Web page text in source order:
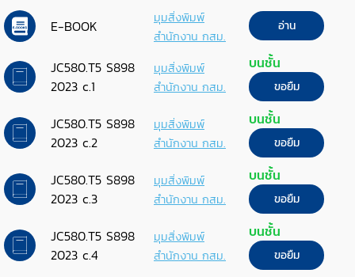
E-BOOK
มุมสิ่งพิมพ์
สำนักงาน กสม.
อ่าน
JC580.T5 S898
2023 c.1
มุมสิ่งพิมพ์
สำนักงาน กสม.
บนชั้น
ขอยืม
JC580.T5 S898
2023 c.2
มุมสิ่งพิมพ์
สำนักงาน กสม.
บนชั้น
ขอยืม
JC580.T5 S898
2023 c.3
มุมสิ่งพิมพ์
สำนักงาน กสม.
บนชั้น
ขอยืม
JC580.T5 S898
2023 c.4
มุมสิ่งพิมพ์
สำนักงาน กสม.
บนชั้น
ขอยืม